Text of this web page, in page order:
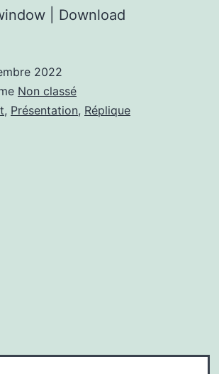
| Download
2022
Non classé
, Présentation, Réplique